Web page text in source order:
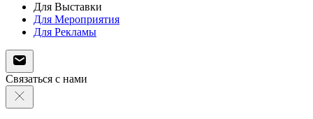
Для Выставки
Для Мероприятия
Для Рекламы
Связаться с нами